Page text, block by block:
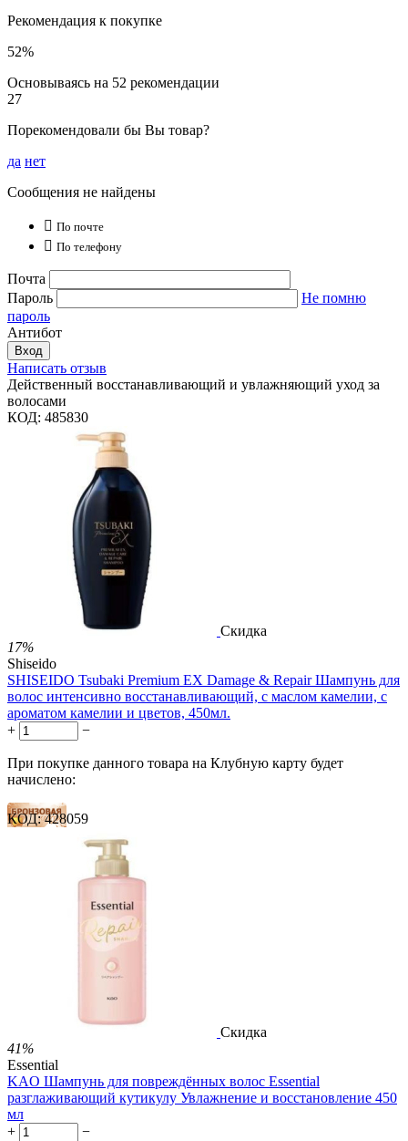
Рекомендация к покупке
52%
Основываясь на 52 рекомендации
27
Порекомендовали бы Вы товар?
да нет
Сообщения не найдены
 По почте
 По телефону
Почта
Пароль
Не помню
пароль
Антибот
Вход
Написать отзыв
Действенный восстанавливающий и увлажняющий уход за
волосами
КОД: 485830
Скидка
17%
Shiseido
SHISEIDO Tsubaki Premium EX Damage & Repair Шампунь для
волос интенсивно восстанавливающий, с маслом камелии, с
ароматом камелии и цветов, 450мл.
+
−
При покупке данного товара на Клубную карту будет
начислено:
83 балла
139 баллов
1 578.00 Р
за 1.00 мл
КОД: 428059
Скидка
41%
Essential
KAO Шампунь для повреждённых волос Essential
разглаживающий кутикулу Увлажнение и восстановление 450
мл
+
−